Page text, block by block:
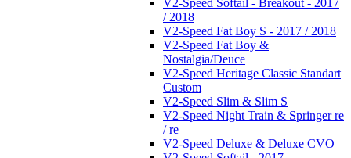
/ 2018
V2-Speed Fat Boy S - 2017 / 2018
V2-Speed Fat Boy &
Nostalgia/Deuce
V2-Speed Heritage Classic Standart
Custom
V2-Speed Slim & Slim S
V2-Speed Night Train & Springer re
/ re
V2-Speed Deluxe & Deluxe CVO